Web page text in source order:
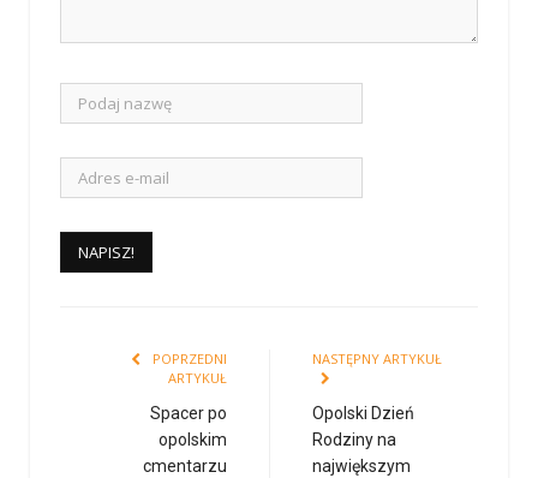
POPRZEDNI
ARTYKUŁ
Spacer po
opolskim
cmentarzu
NASTĘPNY ARTYKUŁ
Opolski Dzień
Rodziny na
największym